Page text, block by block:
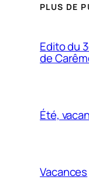
PLUS DE
Edito du
de
Été,
Vacances